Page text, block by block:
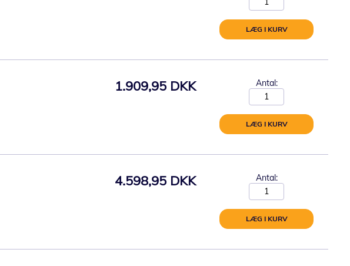
LÆG I KURV
1.909,95 DKK Antal:
LÆG I KURV
4.598,95 DKK Antal:
LÆG I KURV